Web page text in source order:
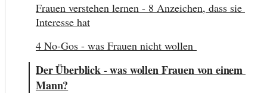
Frauen verstehen lernen - 8 Anzeichen, dass sie
Interesse hat
4 No-Gos - was Frauen nicht wollen
Der Überblick - was wollen Frauen von einem
Mann?